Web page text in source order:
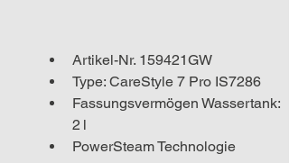
Artikel-Nr. 159421GW
Type: CareStyle 7 Pro IS7286
Fassungsvermögen Wassertank:
2 l
PowerSteam Technologie